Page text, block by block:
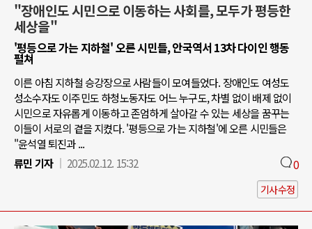
"장애인도 시민으로 이동하는 사회를, 모두가 평등한
세상을"
'평등으로 가는 지하철' 오른 시민들, 안국역서 13차 다이인 행동
펼쳐
이른 아침 지하철 승강장으로 사람들이 모여들었다. 장애인도 여성도
성소수자도 이주민도 하청노동자도 어느 누구도, 차별 없이 배제 없이
시민으로 자유롭게 이동하고 존엄하게 살아갈 수 있는 세상을 꿈꾸는
이들이 서로의 곁을 지켰다. '평등으로 가는 지하철'에 오른 시민들은
"윤석열 퇴진과 ...
류민 기자
2025.02.12. 15:32 0
기사수정